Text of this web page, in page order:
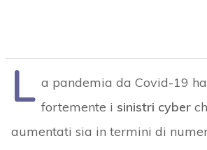
L a pandemia da Covid-19
fortemente i sinistri cyber
aumentati sia in termini di